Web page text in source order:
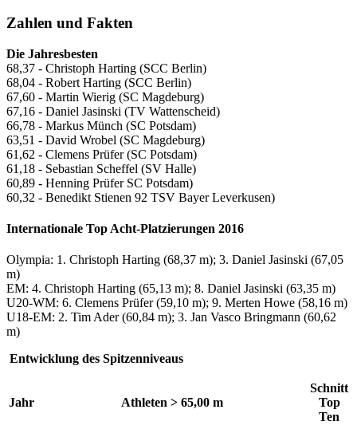
Zahlen und Fakten
Die Jahresbesten
68,37 - Christoph Harting (SCC Berlin)
68,04 - Robert Harting (SCC Berlin)
67,60 - Martin Wierig (SC Magdeburg)
67,16 - Daniel Jasinski (TV Wattenscheid)
66,78 - Markus Münch (SC Potsdam)
63,51 - David Wrobel (SC Magdeburg)
61,62 - Clemens Prüfer (SC Potsdam)
61,18 - Sebastian Scheffel (SV Halle)
60,89 - Henning Prüfer SC Potsdam)
60,32 - Benedikt Stienen 92 TSV Bayer Leverkusen)
Internationale Top Acht-Platzierungen 2016
Olympia: 1. Christoph Harting (68,37 m); 3. Daniel Jasinski (67,05
m)
EM: 4. Christoph Harting (65,13 m); 8. Daniel Jasinski (63,35 m)
U20-WM: 6. Clemens Prüfer (59,10 m); 9. Merten Howe (58,16 m)
U18-EM: 2. Tim Ader (60,84 m); 3. Jan Vasco Bringmann (60,62
m)
Entwicklung des Spitzenniveaus
Jahr Athleten > 65,00 m
Schnitt
Top
Ten